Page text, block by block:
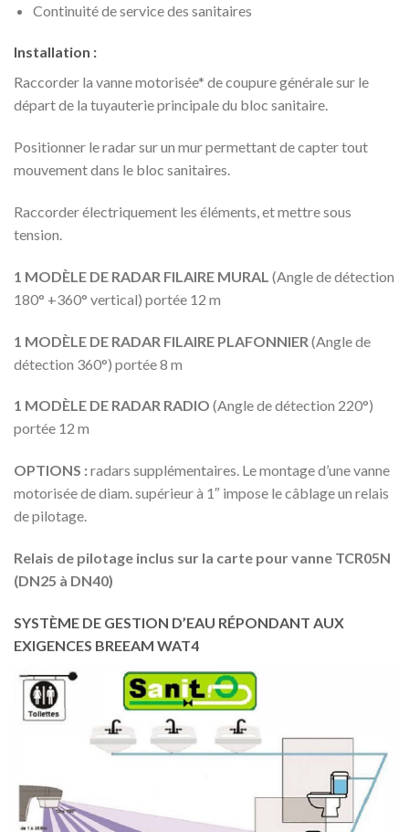
Continuité de service des sanitaires
Installation :
Raccorder la vanne motorisée* de coupure générale sur le
départ de la tuyauterie principale du bloc sanitaire.
Positionner le radar sur un mur permettant de capter tout
mouvement dans le bloc sanitaires.
Raccorder électriquement les éléments, et mettre sous
tension.
1 MODÈLE DE RADAR FILAIRE MURAL (Angle de détection
180° +360° vertical) portée 12 m
1 MODÈLE DE RADAR FILAIRE PLAFONNIER (Angle de
détection 360°) portée 8 m
1 MODÈLE DE RADAR RADIO (Angle de détection 220°)
portée 12 m
OPTIONS :radars supplémentaires. Le montage d’une vanne
motorisée de diam. supérieur à 1″ impose le câblage un relais
de pilotage.
Relais de pilotage inclus sur la carte pour vanne TCR05N
(DN25 à DN40)
SYSTÈME DE GESTION D’EAU RÉPONDANT AUX
EXIGENCES BREEAM WAT4